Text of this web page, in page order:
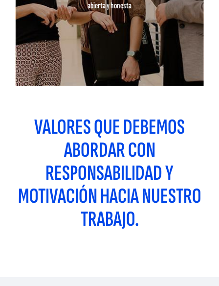
abierta y honesta
VALORES QUE DEBEMOS
ABORDAR CON
RESPONSABILIDAD Y
MOTIVACIÓN HACIA NUESTRO
TRABAJO.